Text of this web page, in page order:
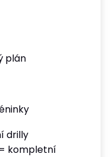
plán
drilly
kompletní